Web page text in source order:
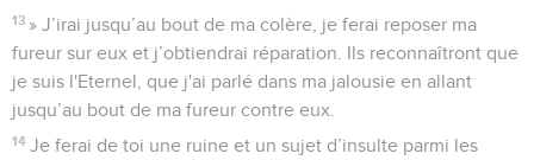
13 » J’irai jusqu’au bout de ma colère, je ferai reposer ma
fureur sur eux et j’obtiendrai réparation. Ils reconnaîtront que
je suis l'Eternel, que j'ai parlé dans ma jalousie en allant
jusqu’au bout de ma fureur contre eux.
14 Je ferai de toi une ruine et un sujet d’insulte parmi les